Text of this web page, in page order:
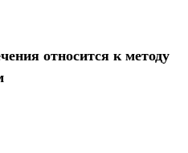
относится к методу